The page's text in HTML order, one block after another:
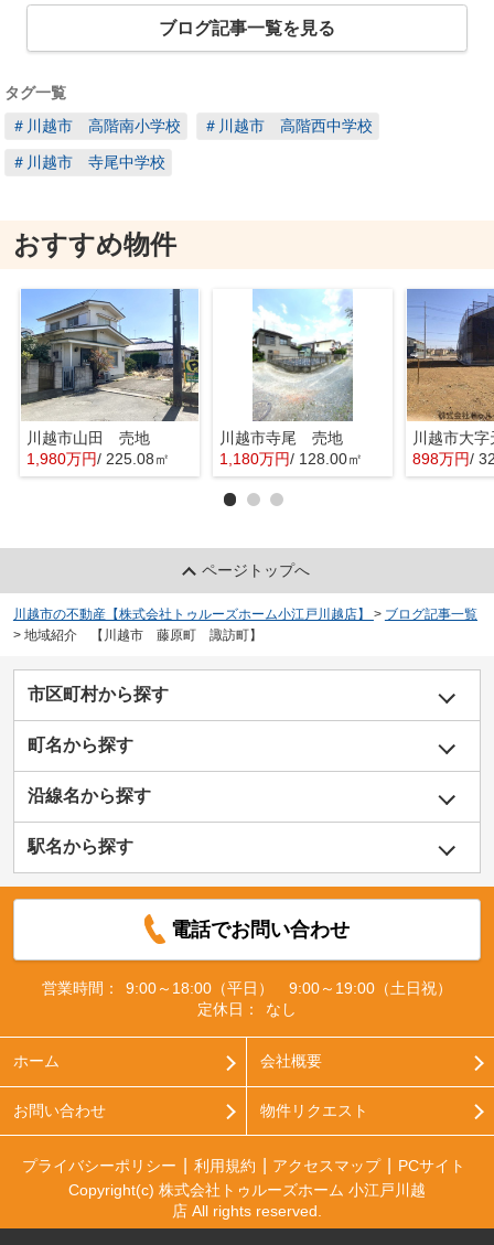
ブログ記事一覧を見る
タグ一覧
＃川越市 高階南小学校
＃川越市 高階西中学校
＃川越市 寺尾中学校
おすすめ物件
川越市山田 売地
1,980万円/ 225.08㎡
川越市寺尾 売地
1,180万円/ 128.00㎡ 898万円/
ページトップへ
川越市の不動産【株式会社トゥルーズホーム小江戸川越店】 > ブログ記事一覧
> 地域紹介 【川越市 藤原町 諏訪町】
市区町村から探す
町名から探す
沿線名から探す
駅名から探す
電話でお問い合わせ
営業時間：
9:00～18:00（平日） 9:00～19:00（土日祝）
定休日：
なし
ホーム 会社概要
お問い合わせ 物件リクエスト
プライバシーポリシー 利用規約 アクセスマップ
PCサイト
Copyright(c) 株式会社トゥルーズホーム 小江戸川越
店 All rights reserved.